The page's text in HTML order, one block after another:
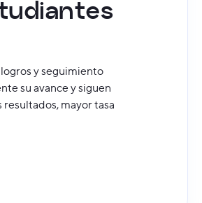
y seguimiento
su avance y siguen
mayor tasa